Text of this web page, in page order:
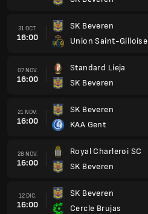
31 OCT.
16:00
SK Beveren
Union Saint-Gilloise
07 NOV.
16:00
Standard Lieja
SK Beveren
21 NOV.
16:00
SK Beveren
KAA Gent
28 NOV.
16:00
Royal Charleroi SC
SK Beveren
12 DIC.
16:00
SK Beveren
Cercle Brujas